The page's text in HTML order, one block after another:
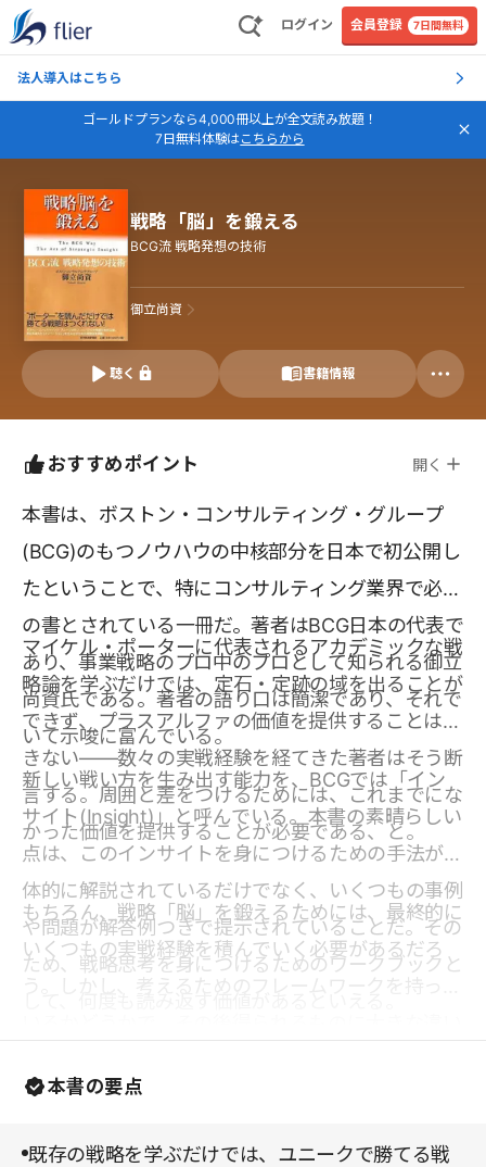
ログイン 会員登録 7日間無料
法人導入はこちら
ゴールドプランなら4,000冊以上が全文読み放題！
7日無料体験はこちらから
戦略「脳」を鍛える
BCG流 戦略発想の技術
御立尚資
聴く 書籍情報
おすすめポイント 開く
本書は、ボストン・コンサルティング・グループ
(BCG)のもつノウハウの中核部分を日本で初公開し
たということで、特にコンサルティング業界で必読
の書とされている一冊だ。著者はBCG日本の代表で
あり、事業戦略のプロ中のプロとして知られる御立
尚資氏である。著者の語り口は簡潔であり、それで
いて示唆に富んでいる。
マイケル・ポーターに代表されるアカデミックな戦
略論を学ぶだけでは、定石・定跡の域を出ることが
できず、プラスアルファの価値を提供することはで
きない――数々の実戦経験を経てきた著者はそう断
言する。周囲と差をつけるためには、これまでにな
かった価値を提供することが必要である、と。
新しい戦い方を生み出す能力を、BCGでは「イン
サイト(Insight)」と呼んでいる。本書の素晴らしい
点は、このインサイトを身につけるための手法が具
体的に解説されているだけでなく、いくつもの事例
や問題が解答例つきで提示されていることだ。その
ため、戦略思考を身につけるためのワークブックと
もちろん、戦略「脳」を鍛えるためには、最終的に
いくつもの実戦経験を積んでいく必要があるだろ
う。しかし、考えるためのフレームワークを持って
えるための土台をつくってくれるに違いない。
本書の要点
既存の戦略を学ぶだけでは、ユニークで勝てる戦